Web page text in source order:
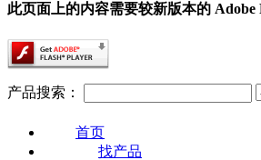
此页面上的内容需要较新版本的 Adobe
产品搜索：
首页
找产品